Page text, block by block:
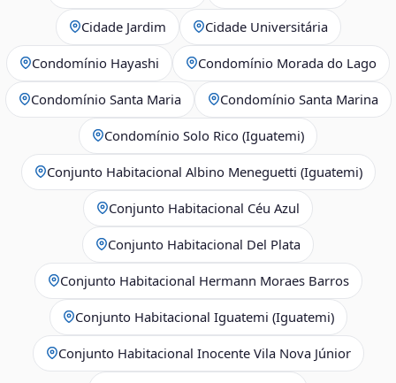
Cidade Jardim Cidade Universitária
Condomínio Hayashi Condomínio Morada do Lago
Condomínio Santa Maria Condomínio Santa Marina
Condomínio Solo Rico (Iguatemi)
Conjunto Habitacional Albino Meneguetti (Iguatemi)
Conjunto Habitacional Céu Azul
Conjunto Habitacional Del Plata
Conjunto Habitacional Hermann Moraes Barros
Conjunto Habitacional Iguatemi (Iguatemi)
Conjunto Habitacional Inocente Vila Nova Júnior